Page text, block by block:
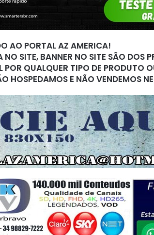
AO PORTAL AZ AMERICA!
SITE, BANNER NO SITE SÃO DOS
POR QUALQUER TIPO DE PRODUTO
HOSPEDAMOS E NÃO VENDEMOS